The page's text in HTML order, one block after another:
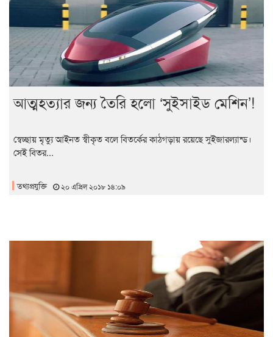
আত্মহত্যার জন্য তৈরি হলো ‘সুইসাইড মেশিন’!
স্বেচ্ছায় মৃত্যু আইনত স্বীকৃত বলে বিতর্কের কাঠগড়ায় রয়েছে সুইজারল্যান্ড।
সেই বিতর...
তথ্যপ্রযুক্তি ২০ এপ্রিল ২০১৮ ১৪:০৯